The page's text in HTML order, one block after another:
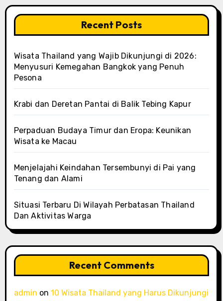
Recent Posts
Wisata Thailand yang Wajib Dikunjungi di 2026:
Menyusuri Kemegahan Bangkok yang Penuh
Pesona
Krabi dan Deretan Pantai di Balik Tebing Kapur
Perpaduan Budaya Timur dan Eropa: Keunikan
Wisata ke Macau
Menjelajahi Keindahan Tersembunyi di Pai yang
Tenang dan Alami
Situasi Terbaru Di Wilayah Perbatasan Thailand
Dan Aktivitas Warga
Recent Comments
admin on 10 Wisata Thailand yang Harus Dikunjungi